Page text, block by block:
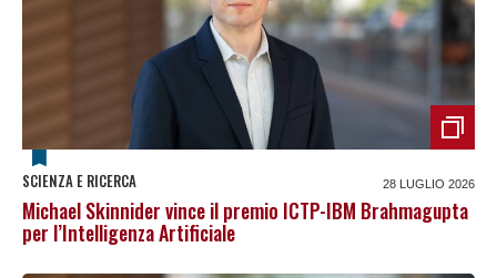
SCIENZA E RICERCA 28 LUGLIO 2026
Michael Skinnider vince il premio ICTP-IBM Brahmagupta
per l’Intelligenza Artificiale